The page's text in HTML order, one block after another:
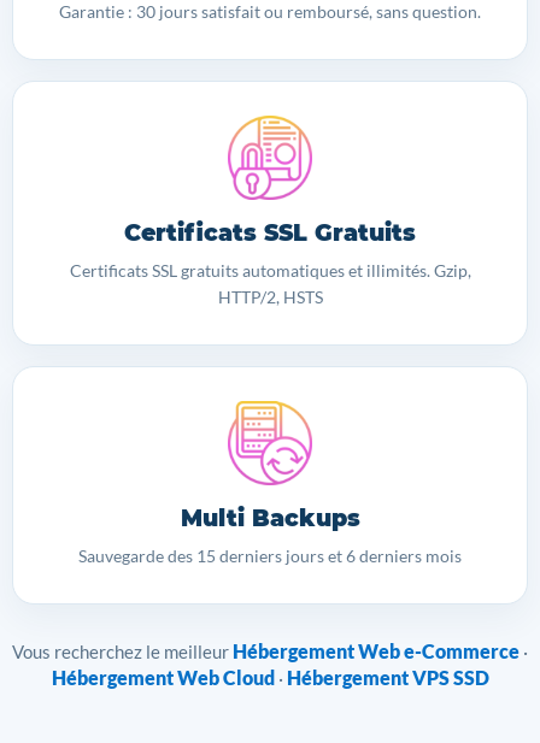
Garantie : 30 jours satisfait ou remboursé, sans question.
Certificats SSL Gratuits
Certificats SSL gratuits automatiques et illimités. Gzip,
HTTP/2, HSTS
Multi Backups
Sauvegarde des 15 derniers jours et 6 derniers mois
Vous recherchez le meilleur Hébergement Web e-Commerce ·
Hébergement Web Cloud · Hébergement VPS SSD